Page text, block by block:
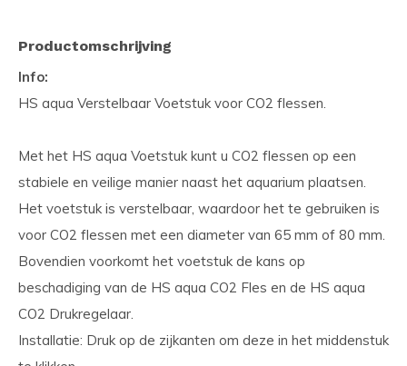
Productomschrijving
Info:
HS aqua Verstelbaar Voetstuk voor CO2 flessen.
Met het HS aqua Voetstuk kunt u CO2 flessen op een
stabiele en veilige manier naast het aquarium plaatsen.
Het voetstuk is verstelbaar, waardoor het te gebruiken is
voor CO2 flessen met een diameter van 65 mm of 80 mm.
Bovendien voorkomt het voetstuk de kans op
beschadiging van de HS aqua CO2 Fles en de HS aqua
CO2 Drukregelaar.
Installatie: Druk op de zijkanten om deze in het middenstuk